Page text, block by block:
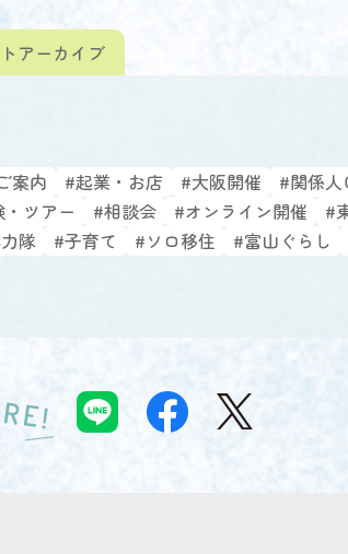
アーカイブ
案内 #起業・お店 #大阪開催 #関係人
ツアー #相談会 #オンライン開催 #
隊 #子育て #ソロ移住 #富山ぐらし